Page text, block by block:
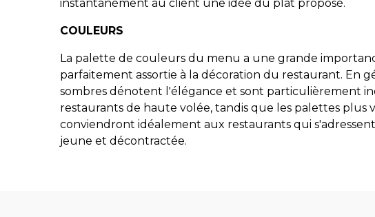
instantanément au client une idée du plat proposé.
COULEURS
La palette de couleurs du menu a une grande
parfaitement assortie à la décoration du restaurant. En
sombres dénotent l'élégance et sont particulièrement
restaurants de haute volée, tandis que les palettes plus
conviendront idéalement aux restaurants qui
jeune et décontractée.